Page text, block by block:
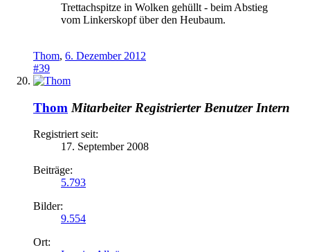
Trettachspitze in Wolken gehüllt - beim Abstieg
vom Linkerskopf über den Heubaum.
Thom, 6. Dezember 2012
#39
Thom Mitarbeiter Registrierter Benutzer Intern
Registriert seit:
17. September 2008
Beiträge:
5.793
Bilder:
9.554
Ort: